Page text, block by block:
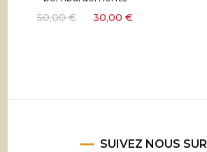
50,00€
Le
30,00 €
SUIVEZ NOUS SUR